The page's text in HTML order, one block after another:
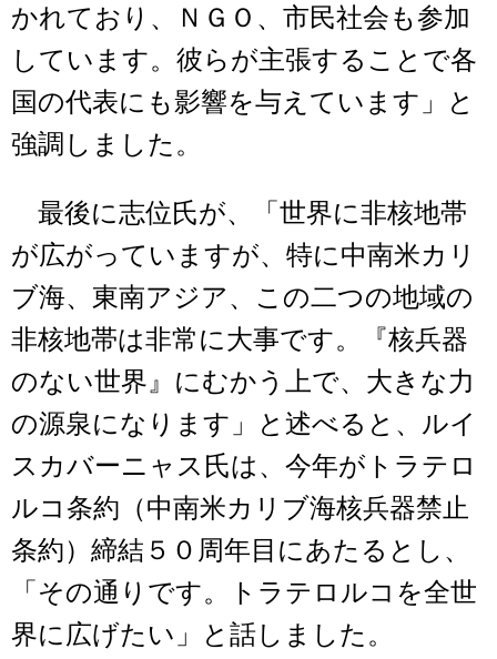
かれており、ＮＧＯ、市民社会も参加
しています。彼らが主張することで各
国の代表にも影響を与えています」と
強調しました。
最後に志位氏が、「世界に非核地帯
が広がっていますが、特に中南米カリ
ブ海、東南アジア、この二つの地域の
非核地帯は非常に大事です。『核兵器
のない世界』にむかう上で、大きな力
の源泉になります」と述べると、ルイ
スカバーニャス氏は、今年がトラテロ
ルコ条約（中南米カリブ海核兵器禁止
条約）締結５０周年目にあたるとし、
「その通りです。トラテロルコを全世
界に広げたい」と話しました。